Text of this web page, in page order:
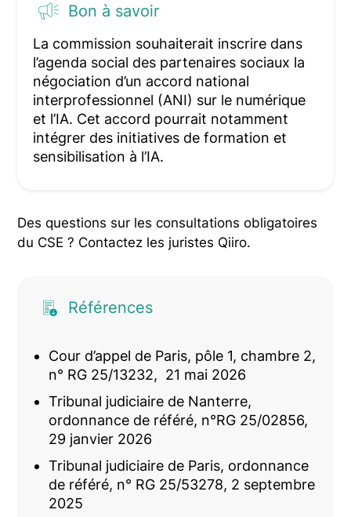
Bon à savoir
La commission souhaiterait inscrire dans
l’agenda social des partenaires sociaux la
négociation d’un accord national
interprofessionnel (ANI) sur le numérique
et l’IA. Cet accord pourrait notamment
intégrer des initiatives de formation et
sensibilisation à l’IA.
Des questions sur les consultations obligatoires
du CSE ? Contactez les juristes Qiiro.
Références
Cour d’appel de Paris, pôle 1, chambre 2,
n° RG 25/13232, 21 mai 2026
Tribunal judiciaire de Nanterre,
ordonnance de référé, n°RG 25/02856,
29 janvier 2026
Tribunal judiciaire de Paris, ordonnance
de référé, n° RG 25/53278, 2 septembre
2025